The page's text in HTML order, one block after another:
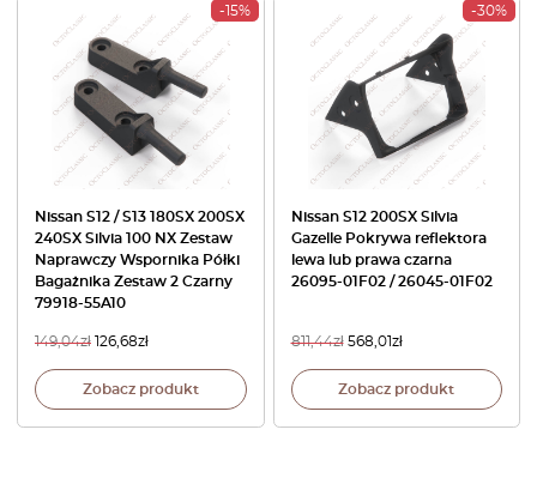
-15%
Nissan S12 / S13 180SX 200SX
240SX Silvia 100 NX Zestaw
Naprawczy Wspornika Półki
Bagażnika Zestaw 2 Czarny
79918-55A10
149,04zł 126,68zł
Zobacz produkt
-30%
Nissan S12 200SX Silvia
Gazelle Pokrywa reflektora
lewa lub prawa czarna
26095-01F02 / 26045-01F02
811,44zł 568,01zł
Zobacz produkt